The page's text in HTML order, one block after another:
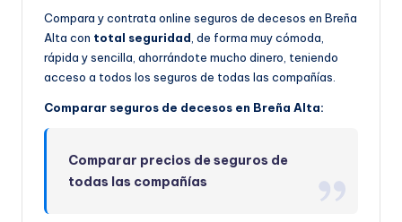
Compara y contrata online seguros de decesos en Breña
Alta con total seguridad , de forma muy cómoda,
rápida y sencilla, ahorrándote mucho dinero, teniendo
acceso a todos los seguros de todas las compañías.
Comparar seguros de decesos en Breña Alta:
Comparar precios de seguros de
todas las compañías